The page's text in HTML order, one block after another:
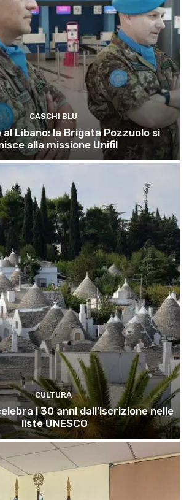
CASCHI BLU
al Libano: la Brigata Pozzuolo si
alla missione Unifil
CULTURA
i 30 anni dall’iscrizione nelle
liste UNESCO